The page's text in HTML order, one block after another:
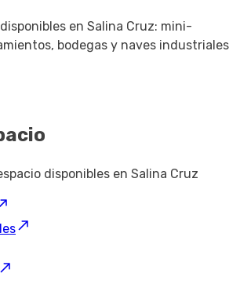
en Salina Cruz: mini-
bodegas y naves industriales
disponibles en Salina Cruz